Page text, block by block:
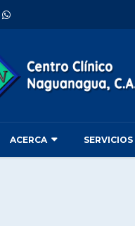
ACERCA SERVICIOS